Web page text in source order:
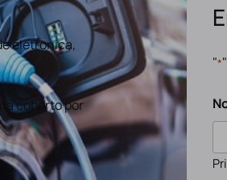
eletronica,
coberto por
"*